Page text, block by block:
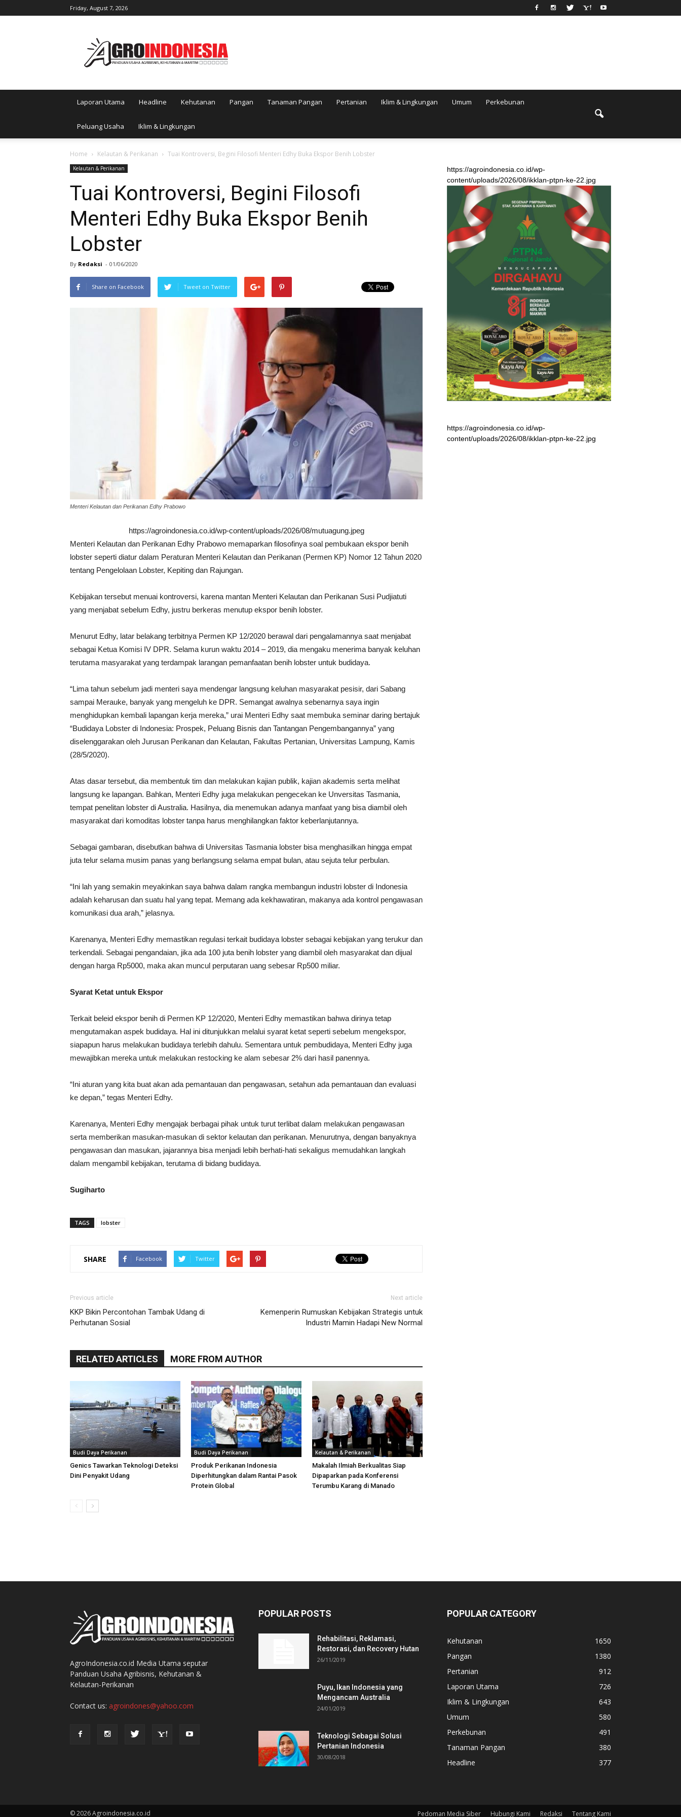
Friday, August 7, 2026
Laporan Utama Headline Kehutanan Pangan Tanaman Pangan Pertanian Iklim & Lingkungan Umum Perkebunan
Peluang Usaha Iklim & Lingkungan
Home Kelautan & Perikanan Tuai Kontroversi, Begini Filosofi Menteri Edhy Buka Ekspor Benih Lobster
Kelautan & Perikanan
Tuai Kontroversi, Begini Filosofi
Menteri Edhy Buka Ekspor Benih
Lobster
By Redaksi - 01/06/2020
Share on Facebook Tweet on Twitter
Menteri Kelautan dan Perikanan Edhy Prabowo
https://agroindonesia.co.id/wp-content/uploads/2026/08/mutuagung.jpeg
Menteri Kelautan dan Perikanan Edhy Prabowo memaparkan filosofinya soal pembukaan ekspor benih
lobster seperti diatur dalam Peraturan Menteri Kelautan dan Perikanan (Permen KP) Nomor 12 Tahun 2020
tentang Pengelolaan Lobster, Kepiting dan Rajungan.
Kebijakan tersebut menuai kontroversi, karena mantan Menteri Kelautan dan Perikanan Susi Pudjiatuti
yang menjabat sebelum Edhy, justru berkeras menutup ekspor benih lobster.
Menurut Edhy, latar belakang terbitnya Permen KP 12/2020 berawal dari pengalamannya saat menjabat
sebagai Ketua Komisi IV DPR. Selama kurun waktu 2014 – 2019, dia mengaku menerima banyak keluhan
terutama masyarakat yang terdampak larangan pemanfaatan benih lobster untuk budidaya.
“Lima tahun sebelum jadi menteri saya mendengar langsung keluhan masyarakat pesisir, dari Sabang
sampai Merauke, banyak yang mengeluh ke DPR. Semangat awalnya sebenarnya saya ingin
menghidupkan kembali lapangan kerja mereka,” urai Menteri Edhy saat membuka seminar daring bertajuk
“Budidaya Lobster di Indonesia: Prospek, Peluang Bisnis dan Tantangan Pengembangannya” yang
diselenggarakan oleh Jurusan Perikanan dan Kelautan, Fakultas Pertanian, Universitas Lampung, Kamis
(28/5/2020).
Atas dasar tersebut, dia membentuk tim dan melakukan kajian publik, kajian akademis serta melihat
langsung ke lapangan. Bahkan, Menteri Edhy juga melakukan pengecekan ke Unversitas Tasmania,
tempat penelitan lobster di Australia. Hasilnya, dia menemukan adanya manfaat yang bisa diambil oleh
masyarakat dari komoditas lobster tanpa harus menghilangkan faktor keberlanjutannya.
Sebagai gambaran, disebutkan bahwa di Universitas Tasmania lobster bisa menghasilkan hingga empat
juta telur selama musim panas yang berlangsung selama empat bulan, atau sejuta telur perbulan.
“Ini lah yang semakin meyakinkan saya bahwa dalam rangka membangun industri lobster di Indonesia
adalah keharusan dan suatu hal yang tepat. Memang ada kekhawatiran, makanya ada kontrol pengawasan
komunikasi dua arah,” jelasnya.
Karenanya, Menteri Edhy memastikan regulasi terkait budidaya lobster sebagai kebijakan yang terukur dan
terkendali. Sebagai pengandaian, jika ada 100 juta benih lobster yang diambil oleh masyarakat dan dijual
dengan harga Rp5000, maka akan muncul perputaran uang sebesar Rp500 miliar.
Syarat Ketat untuk Ekspor
Terkait beleid ekspor benih di Permen KP 12/2020, Menteri Edhy memastikan bahwa dirinya tetap
mengutamakan aspek budidaya. Hal ini ditunjukkan melalui syarat ketat seperti sebelum mengekspor,
siapapun harus melakukan budidaya terlebih dahulu. Sementara untuk pembudidaya, Menteri Edhy juga
mewajibkan mereka untuk melakukan restocking ke alam sebesar 2% dari hasil panennya.
“Ini aturan yang kita buat akan ada pemantauan dan pengawasan, setahun ada pemantauan dan evaluasi
ke depan,” tegas Menteri Edhy.
Karenanya, Menteri Edhy mengajak berbagai pihak untuk turut terlibat dalam melakukan pengawasan
serta memberikan masukan-masukan di sektor kelautan dan perikanan. Menurutnya, dengan banyaknya
pengawasan dan masukan, jajarannya bisa menjadi lebih berhati-hati sekaligus memudahkan langkah
dalam mengambil kebijakan, terutama di bidang budidaya.
Sugiharto
TAGS lobster
SHARE Facebook Twitter
Previous article
KKP Bikin Percontohan Tambak Udang di
Perhutanan Sosial
Next article
Kemenperin Rumuskan Kebijakan Strategis untuk
Industri Mamin Hadapi New Normal
RELATED ARTICLES MORE FROM AUTHOR
Budi Daya Perikanan
Genics Tawarkan Teknologi Deteksi
Dini Penyakit Udang
Budi Daya Perikanan
Produk Perikanan Indonesia
Diperhitungkan dalam Rantai Pasok
Protein Global
Kelautan & Perikanan
Makalah Ilmiah Berkualitas Siap
Dipaparkan pada Konferensi
Terumbu Karang di Manado
https://agroindonesia.co.id/wp-
content/uploads/2026/08/ikklan-ptpn-ke-22.jpg
https://agroindonesia.co.id/wp-
content/uploads/2026/08/ikklan-ptpn-ke-22.jpg
AgroIndonesia.co.id Media Utama seputar
Panduan Usaha Agribisnis, Kehutanan &
Kelautan-Perikanan
Contact us: agroindones@yahoo.com
POPULAR POSTS
Rehabilitasi, Reklamasi,
Restorasi, dan Recovery Hutan
26/11/2019
Puyu, Ikan Indonesia yang
Mengancam Australia
24/01/2019
Teknologi Sebagai Solusi
Pertanian Indonesia
30/08/2018
POPULAR CATEGORY
Kehutanan
1650
Pangan
1380
Pertanian
912
Laporan Utama
726
Iklim & Lingkungan
643
Umum
580
Perkebunan
491
Tanaman Pangan
380
Headline
377
Pedoman Media Siber Hubungi Kami Redaksi Tentang Kami
© 2026 Agroindonesia.co.id